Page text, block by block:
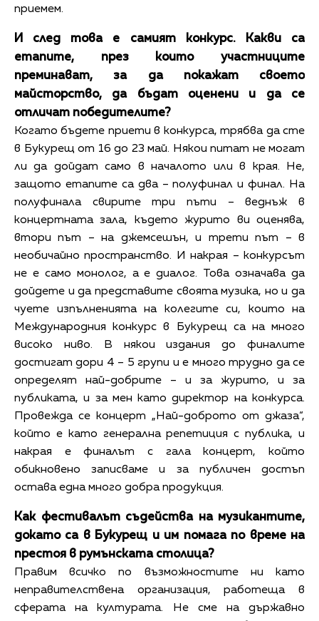
приемем.
И след това е самият конкурс. Какви са
етапите, през които участниците
преминават, за да покажат своето
майсторство, да бъдат оценени и да се
отличат победителите?
Когато бъдете приети в конкурса, трябва да сте
в Букурещ от 16 до 23 май. Някои питат не могат
ли да дойдат само в началото или в края. Не,
защото етапите са два – полуфинал и финал. На
полуфинала свирите три пъти – веднъж в
концертната зала, където журито ви оценява,
втори път – на джемсешън, и трети път – в
необичайно пространство. И накрая – конкурсът
не е само монолог, а е диалог. Това означава да
дойдете и да представите своята музика, но и да
чуете изпълненията на колегите си, които на
Международния конкурс в Букурещ са на много
високо ниво. В някои издания до финалите
достигат дори 4 – 5 групи и е много трудно да се
определят най-добрите – и за журито, и за
публиката, и за мен като директор на конкурса.
Провежда се концерт „Най-доброто от джаза“,
който е като генерална репетиция с публика, и
накрая е финалът с гала концерт, който
обикновено записваме и за публичен достъп
остава една много добра продукция.
Как фестивалът съдейства на музикантите,
докато са в Букурещ и им помага по време на
престоя в румънската столица?
Правим всичко по възможностите ни като
неправителствена организация, работеща в
сферата на културата. Не сме на държавно